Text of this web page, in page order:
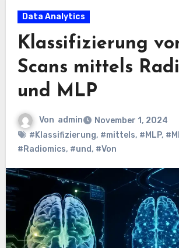
Data Analytics
Klassifizierung
Scans mittels
und MLP
Von admin
November 1, 2024
#Klassifizierung, #mittels, #MLP,
#Radiomics, #und, #Von